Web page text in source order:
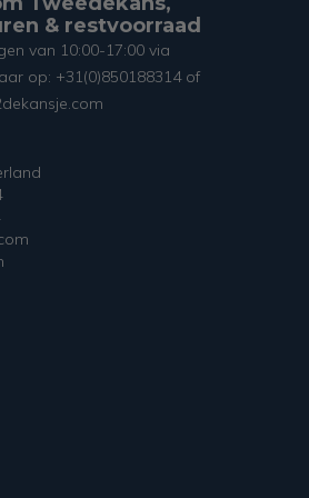
& restvoorraad
van 10:00-17:00 via
op: +31(0)850188314 of